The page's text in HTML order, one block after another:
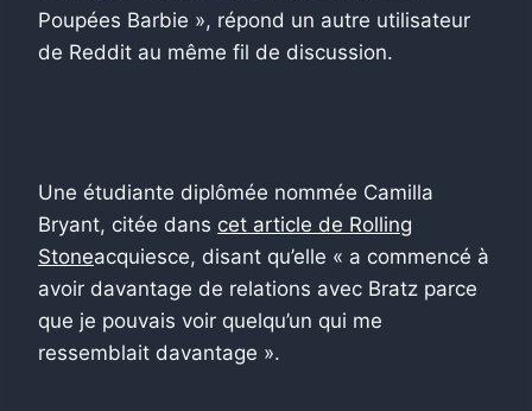
Poupées Barbie », répond un autre utilisateur
de Reddit au même fil de discussion.
Une étudiante diplômée nommée Camilla
Bryant, citée dans cet article de Rolling
Stoneacquiesce, disant qu’elle « a commencé à
avoir davantage de relations avec Bratz parce
que je pouvais voir quelqu’un qui me
ressemblait davantage ».